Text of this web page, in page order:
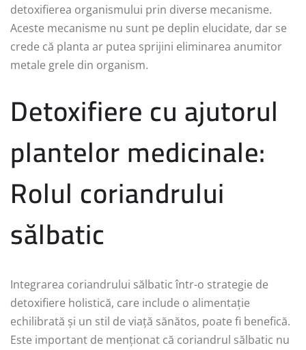
detoxifierea organismului prin diverse mecanisme.
Aceste mecanisme nu sunt pe deplin elucidate, dar se
crede că planta ar putea sprijini eliminarea anumitor
metale grele din organism.
Detoxifiere cu ajutorul
plantelor medicinale:
Rolul coriandrului
sălbatic
Integrarea coriandrului sălbatic într-o strategie de
detoxifiere holistică, care include o alimentație
echilibrată și un stil de viață sănătos, poate fi benefică.
Este important de menționat că coriandrul sălbatic nu